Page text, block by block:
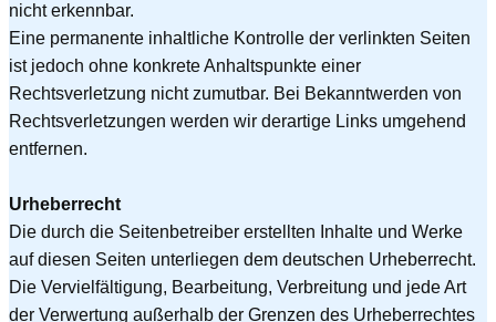
nicht erkennbar.
Eine permanente inhaltliche Kontrolle der verlinkten Seiten
ist jedoch ohne konkrete Anhaltspunkte einer
Rechtsverletzung nicht zumutbar. Bei Bekanntwerden von
Rechtsverletzungen werden wir derartige Links umgehend
entfernen.
Urheberrecht
Die durch die Seitenbetreiber erstellten Inhalte und Werke
auf diesen Seiten unterliegen dem deutschen Urheberrecht.
Die Vervielfältigung, Bearbeitung, Verbreitung und jede Art
der Verwertung außerhalb der Grenzen des Urheberrechtes